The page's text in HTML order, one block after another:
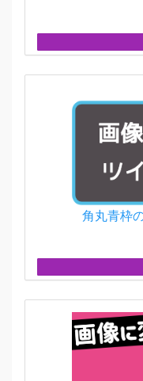
角丸青枠